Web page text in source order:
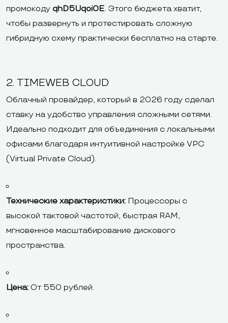
промокоду qhD5Uqoi0E. Этого бюджета хватит,
чтобы развернуть и протестировать сложную
гибридную схему практически бесплатно на старте.
2. TIMEWEB CLOUD
Облачный провайдер, который в 2026 году сделал
ставку на удобство управления сложными сетями.
Идеально подходит для объединения с локальными
офисами благодаря интуитивной настройке VPC
(Virtual Private Cloud).
Технические характеристики: Процессоры с
высокой тактовой частотой, быстрая RAM,
мгновенное масштабирование дискового
пространства.
Цена: От 550 рублей.